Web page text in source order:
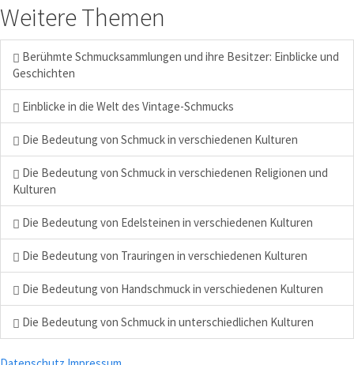
Weitere Themen
Berühmte Schmucksammlungen und ihre Besitzer: Einblicke und
Geschichten
Einblicke in die Welt des Vintage-Schmucks
Die Bedeutung von Schmuck in verschiedenen Kulturen
Die Bedeutung von Schmuck in verschiedenen Religionen und
Kulturen
Die Bedeutung von Edelsteinen in verschiedenen Kulturen
Die Bedeutung von Trauringen in verschiedenen Kulturen
Die Bedeutung von Handschmuck in verschiedenen Kulturen
Die Bedeutung von Schmuck in unterschiedlichen Kulturen